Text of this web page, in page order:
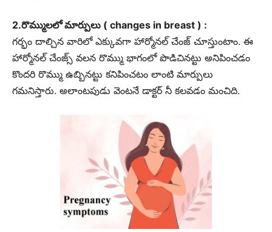
2.రొమ్ములలో మార్పులు ( changes in breast ) :
గర్భం దాల్చిన వారిలో ఎక్కువగా హార్మోనల్ చేంజ్ చూస్తుంటాం. ఈ
హార్మోనల్ చేంజ్స్ వలన రొమ్ము భాగంలో పొడిచినట్టు అనిపించడం
కొందరి రొమ్ము ఉబ్బినట్టు కనిపించటం లాంటి మార్పులు
గమనిస్తారు. అలాంటపుడు వెంటనే డాక్టర్ నీ కలవడం మంచిది.